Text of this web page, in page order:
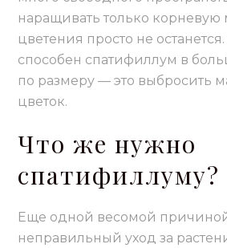
наращивать только корневую
цветения просто не
способен спатифиллум в
по размеру — это выбросить
цветок.
Что же нужно
спатифиллуму?
Еще одной весомой
неправильный уход за